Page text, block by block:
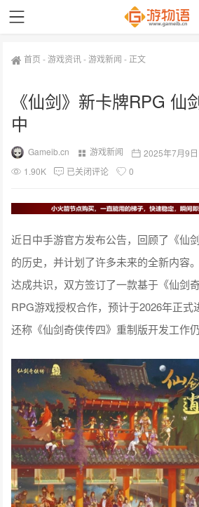
首页 -游戏资讯-游戏新闻 - 正文
《仙剑》新卡牌RPG 仙
中
Gameib.cn 游戏新闻
2025年7月9日
1.90K
已关闭评论 0
近日中手游官方发布公告，回顾了《仙
的历史，并计划了许多未来的全新内容
达成共识，双方签订了一款基于《仙剑
RPG游戏授权合作，预计于2026年正式
还称《仙剑奇侠传四》重制版开发工作仍